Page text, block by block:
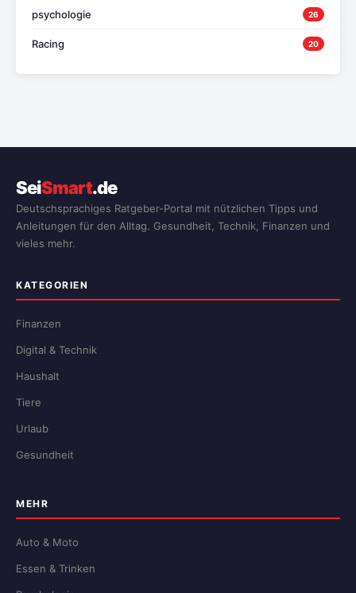
psychologie 26
Racing 20
SeiSmart.de
Deutschsprachiges Ratgeber-Portal mit nützlichen Tipps und
Anleitungen für den Alltag. Gesundheit, Technik, Finanzen und
vieles mehr.
KATEGORIEN
Finanzen
Digital & Technik
Haushalt
Tiere
Urlaub
Gesundheit
MEHR
Auto & Moto
Essen & Trinken